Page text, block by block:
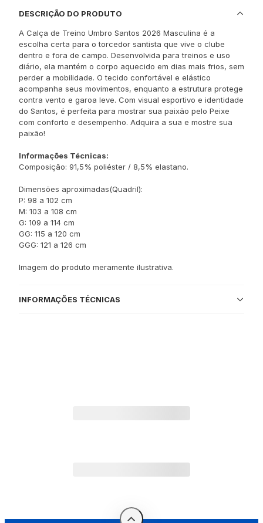
DESCRIÇÃO DO PRODUTO
A Calça de Treino Umbro Santos 2026 Masculina é a
escolha certa para o torcedor santista que vive o clube
dentro e fora de campo. Desenvolvida para treinos e uso
diário, ela mantém o corpo aquecido em dias mais frios, sem
perder a mobilidade. O tecido confortável e elástico
acompanha seus movimentos, enquanto a estrutura protege
contra vento e garoa leve. Com visual esportivo e identidade
do Santos, é perfeita para mostrar sua paixão pelo Peixe
com conforto e desempenho. Adquira a sua e mostre sua
paixão!
Informações Técnicas:
Composição: 91,5% poliéster / 8,5% elastano.
Dimensões aproximadas(Quadril):
P: 98 a 102 cm
M: 103 a 108 cm
G: 109 a 114 cm
GG: 115 a 120 cm
GGG: 121 a 126 cm
Imagem do produto meramente ilustrativa.
INFORMAÇÕES TÉCNICAS